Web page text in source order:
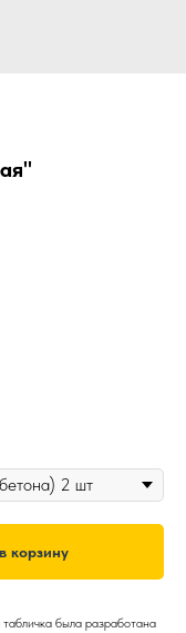
корзину
была разработана